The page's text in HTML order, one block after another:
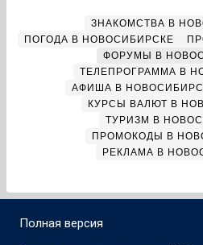
ЗНАКОМСТВА В
ПОГОДА В НОВОСИБИРСКЕ
ФОРУМЫ В
ТЕЛЕПРОГРАММА В
АФИША В
КУРСЫ ВАЛЮТ В
ТУРИЗМ В
ПРОМОКОДЫ В
РЕКЛАМА В
Полная версия